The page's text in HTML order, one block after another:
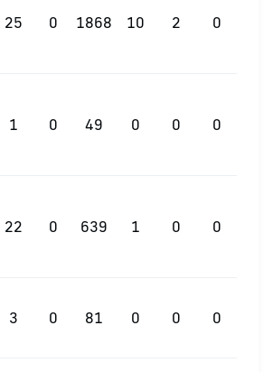
25 0 1868 10 2 0
1 0 49 0 0 0
22 0 639 1 0 0
3 0 81 0 0 0